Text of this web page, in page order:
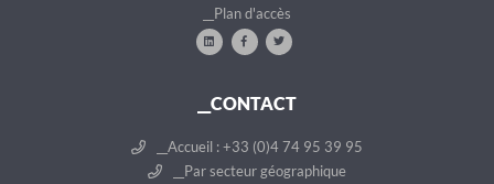
__Plan d'accès
__CONTACT
__Accueil : +33 (0)4 74 95 39 95
__Par secteur géographique